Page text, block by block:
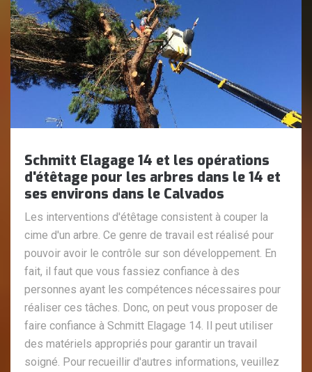
Schmitt Elagage 14 et les opérations
d'étêtage pour les arbres dans le 14 et
ses environs dans le Calvados
Les interventions d'étêtage consistent à couper la
cime d'un arbre. Ce genre de travail est réalisé pour
pouvoir avoir le contrôle sur son développement. En
fait, il faut que vous fassiez confiance à des
personnes ayant les compétences nécessaires pour
réaliser ces tâches. Donc, on peut vous proposer de
faire confiance à Schmitt Elagage 14. Il peut utiliser
des matériels appropriés pour garantir un travail
soigné. Pour recueillir d'autres informations, veuillez